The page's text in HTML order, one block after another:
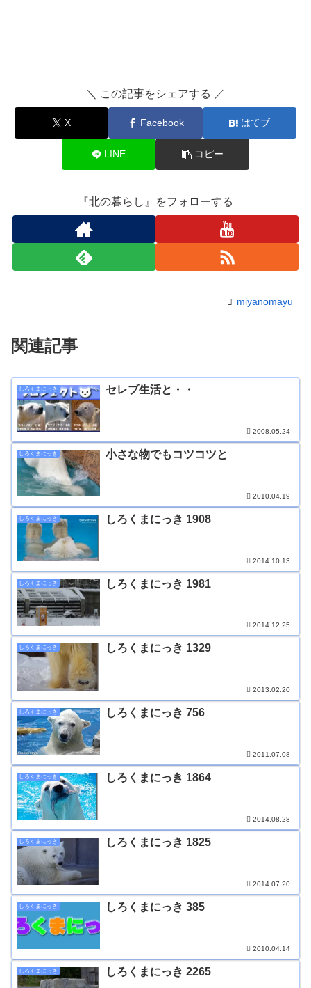
＼ この記事をシェアする ／
X Facebook はてブ
LINE コピー
『北の暮らし』をフォローする
miyanomayu
関連記事
しろくまにっき セレブ生活と・・
2008.05.24
しろくまにっき 小さな物でもコツコツと
2010.04.19
しろくまにっき しろくまにっき 1908
2014.10.13
しろくまにっき しろくまにっき 1981
2014.12.25
しろくまにっき しろくまにっき 1329
2013.02.20
しろくまにっき しろくまにっき 756
2011.07.08
しろくまにっき しろくまにっき 1864
2014.08.28
しろくまにっき しろくまにっき 1825
2014.07.20
しろくまにっき しろくまにっき 385
2010.04.14
しろくまにっき しろくまにっき 2265